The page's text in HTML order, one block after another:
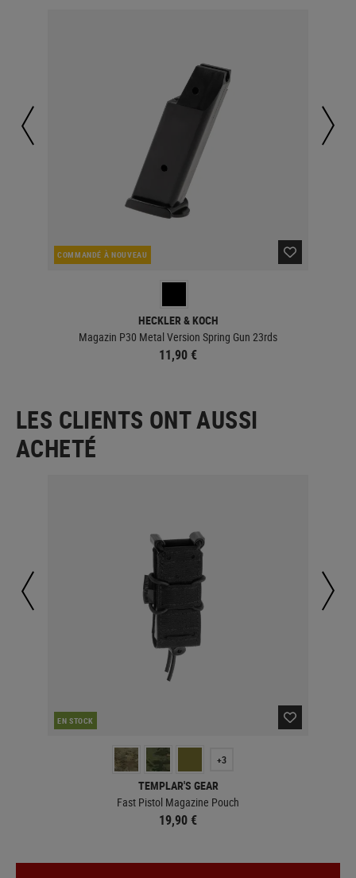
COMMANDÉ À NOUVEAU
HECKLER & KOCH
Magazin P30 Metal Version Spring Gun 23rds
11,90 €
LES CLIENTS ONT AUSSI
ACHETÉ
EN STOCK
+3
TEMPLAR'S GEAR
Fast Pistol Magazine Pouch
19,90 €